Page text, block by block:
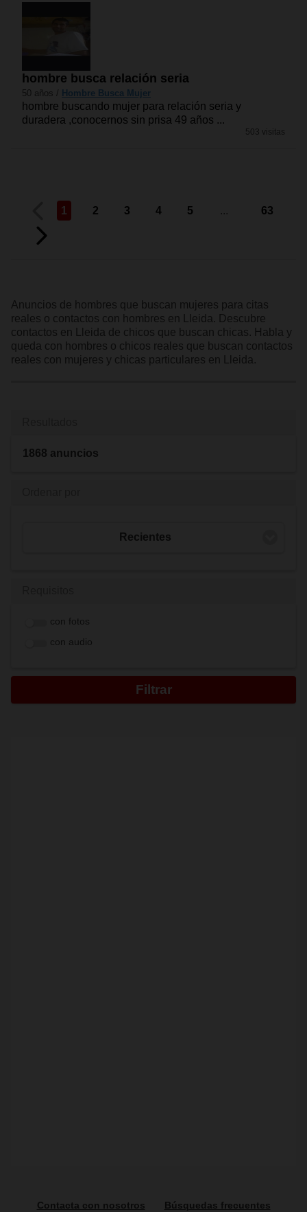
1868 anuncios
Recientes
con fotos
con audio
Filtrar
hombre busca relación seria
50 años / Hombre Busca Mujer
hombre buscando mujer para relación seria y
duradera ,conocernos sin prisa 49 años ...
503 visitas
1 2 3 4 5 ... 63
Anuncios de hombres que buscan mujeres para citas
reales o contactos con hombres en Lleida. Descubre
contactos en Lleida de chicos que buscan chicas. Habla y
queda con hombres o chicos reales que buscan contactos
reales con mujeres y chicas particulares en Lleida.
Contacta con nosotros Búsquedas frecuentes